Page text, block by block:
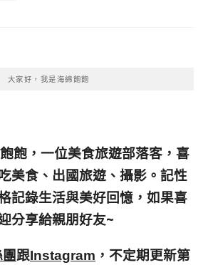
大家好，我是海綿飽飽
飽，一位美食旅遊部落客， 喜
美食、出國旅遊、攝影。 記性
記錄生活與美好回憶， 如果喜
分享給親朋好友~
跟Instagram ，不定期更新第